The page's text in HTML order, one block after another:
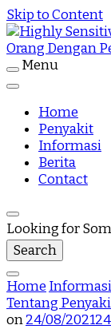
Skip to Content
Highly
Penderita
Menu
Home
Penyakit
Informasi
Berita
Contact
Looking for
Home Informasi
Tentang
on24/08/2021